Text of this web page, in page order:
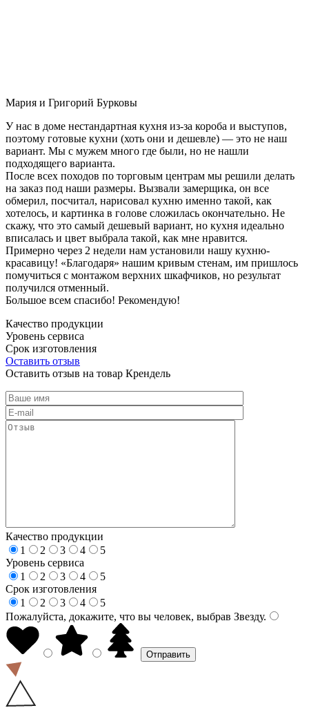
Мария и Григорий Бурковы
У нас в доме нестандартная кухня из-за короба и выступов,
поэтому готовые кухни (хоть они и дешевле) — это не наш
вариант. Мы с мужем много где были, но не нашли
подходящего варианта.
После всех походов по торговым центрам мы решили делать
на заказ под наши размеры. Вызвали замерщика, он все
обмерил, посчитал, нарисовал кухню именно такой, как
хотелось, и картинка в голове сложилась окончательно. Не
скажу, что это самый дешевый вариант, но кухня идеально
вписалась и цвет выбрала такой, как мне нравится.
Примерно через 2 недели нам установили нашу кухню-
красавицу! «Благодаря» нашим кривым стенам, им пришлось
помучиться с монтажом верхних шкафчиков, но результат
получился отменный.
Большое всем спасибо! Рекомендую!
Качество продукции
Уровень сервиса
Срок изготовления
Оставить отзыв
Оставить отзыв на товар Крендель
Качество продукции
1
2 3 4
5
Уровень сервиса
1
2 3 4
5
Срок изготовления
1
2 3 4
5
Пожалуйста, докажите, что вы человек, выбрав Звезду.